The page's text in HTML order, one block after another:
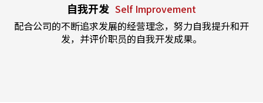
自我开发 Self Improvement
配合公司的不断追求发展的经营理念，努力自我提升和开
发，并评价职员的自我开发成果。